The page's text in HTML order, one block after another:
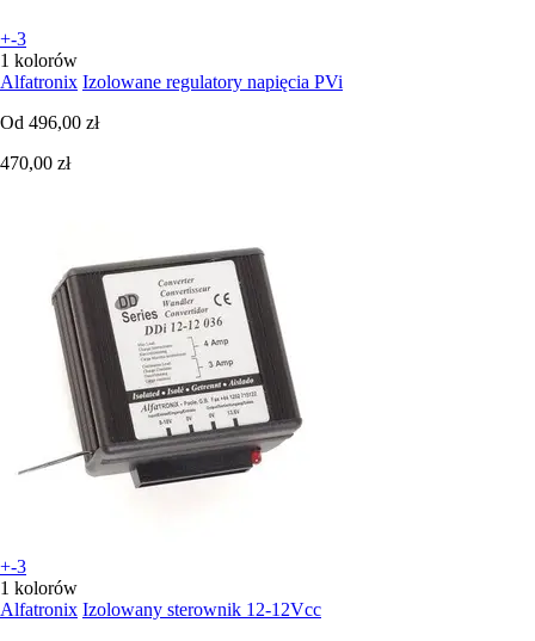
+-3
1 kolorów
Alfatronix Izolowane regulatory napięcia PVi
Od 496,00 zł
470,00 zł
+-3
1 kolorów
Alfatronix Izolowany sterownik 12-12Vcc